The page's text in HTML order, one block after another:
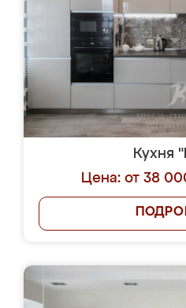
Кухня
Цена: от 38